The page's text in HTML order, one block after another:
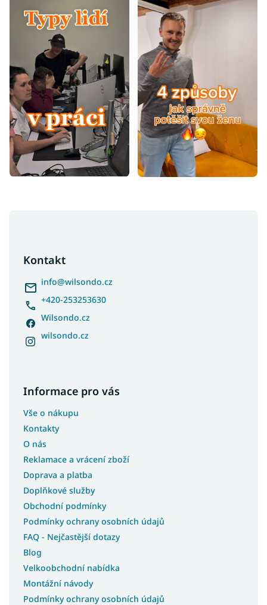
Kontakt
info@wilsondo.cz
+420-253253630
Wilsondo.cz
wilsondo.cz
Informace pro vás
Vše o nákupu
Kontakty
O nás
Reklamace a vrácení zboží
Doprava a platba
Doplňkové služby
Obchodní podmínky
Podmínky ochrany osobních údajů
FAQ - Nejčastější dotazy
Blog
Velkoobchodní nabídka
Montážní návody
Podmínky ochrany osobních údajů